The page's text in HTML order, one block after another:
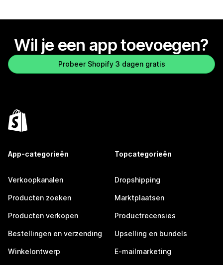
Wil je een app toevoegen?
Probeer Shopify 3 dagen gratis
App-categorieën
Verkoopkanalen
Producten zoeken
Producten verkopen
Bestellingen en verzending
Winkelontwerp
Topcategorieën
Dropshipping
Marktplaatsen
Productrecensies
Upselling en bundels
E-mailmarketing